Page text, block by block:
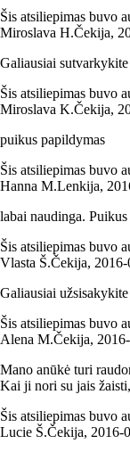
Šis atsiliepimas buvo
Miroslava H.Čekija,
Galiausiai
Šis atsiliepimas buvo
Miroslava K.Čekija,
puikus papildymas
Šis atsiliepimas buvo
Hanna M.Lenkija,
labai naudinga.
Šis atsiliepimas buvo
Vlasta Š.Čekija,
Galiausiai
Šis atsiliepimas buvo
Alena M.Čekija,
Mano anūkė turi
Kai ji nori su jais
Šis atsiliepimas buvo
Lucie Š.Čekija,